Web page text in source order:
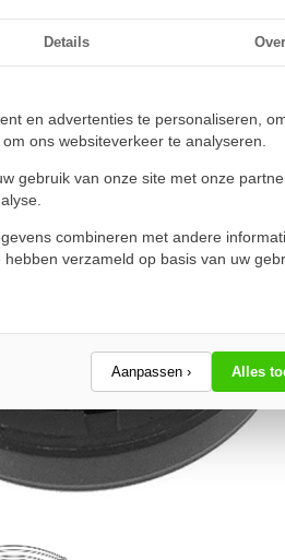
Details Over
en advertenties te personaliseren,
ons websiteverkeer te analyseren.
gebruik van onze site met onze
combineren met andere
verzameld op basis van uw
Aanpassen › Alles
BASL